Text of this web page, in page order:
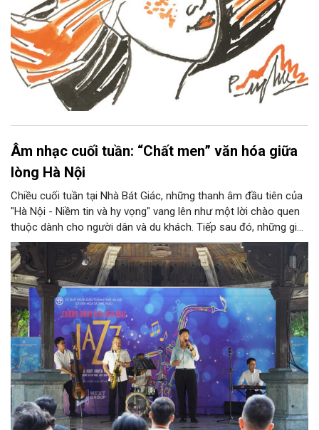
Âm nhạc cuối tuần: “Chất men” văn hóa giữa
lòng Hà Nội
Chiều cuối tuần tại Nhà Bát Giác, những thanh âm đầu tiên của
"Hà Nội - Niềm tin và hy vọng" vang lên như một lời chào quen
thuộc dành cho người dân và du khách. Tiếp sau đó, những giai
điệu jazz kinh điển của thế giới lần lượt cất lên qua phần biểu
diễn của NSƯT Quyền Văn Minh và các nghệ sĩ Bình Minh Jazz
Club, mở ra một không gian âm nhạc giàu cảm xúc ngay giữa
trung tâm Thủ đô.